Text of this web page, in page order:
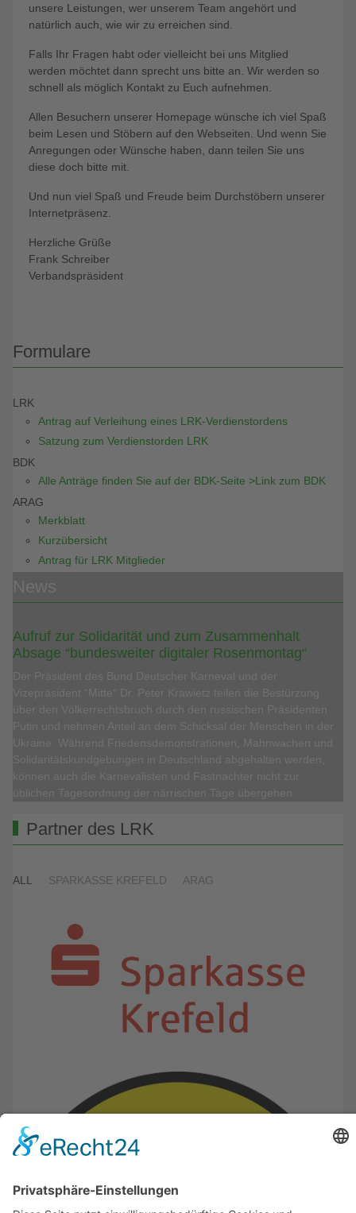
unsere Leistungen, wer unserem Team angehört und
natürlich auch, wie wir zu erreichen sind.
Falls Ihr Fragen habt oder vielleicht bei uns Mitglied
werden möchtet dann sprecht uns bitte an. Wir werden so
schnell als möglich Kontakt zu Euch aufnehmen.
Allen Besuchern unserer Homepage wünsche ich viel Spaß
beim Lesen und Stöbern auf den Webseiten. Und wenn Sie
Anregungen oder Wünsche haben, dann teilen Sie uns
diese doch bitte mit.
Und nun viel Spaß und Freude beim Durchstöbern unserer
Internetpräsenz.
Herzliche Grüße
Frank Schreiber
Verbandspräsident
Formulare
LRK
Antrag auf Verleihung eines LRK-Verdienstordens
Satzung zum Verdienstorden LRK
BDK
Alle Anträge finden Sie auf der BDK-Seite >Link zum BDK
ARAG
Merkblatt
Kurzübersicht
Antrag für LRK Mitglieder
Aufruf zur Solidarität und zum Zusammenhalt
Absage “bundesweiter digitaler Rosenmontag“
Partner des LRK
ALL SPARKASSE KREFELD ARAG